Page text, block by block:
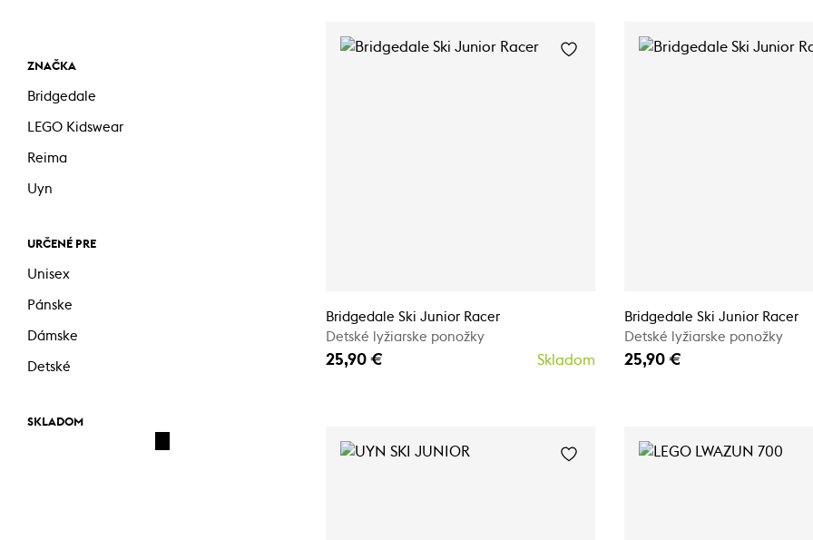
ZNAČKA
Bridgedale
LEGO Kidswear
Reima
Uyn
URČENÉ PRE
Unisex
Pánske
Dámske
Detské
SKLADOM
Bridgedale Ski Junior Racer
Detské lyžiarske ponožky
25,90 € Skladom
Bridgedale Ski Junior Racer
Detské lyžiarske ponožky
25,90 €